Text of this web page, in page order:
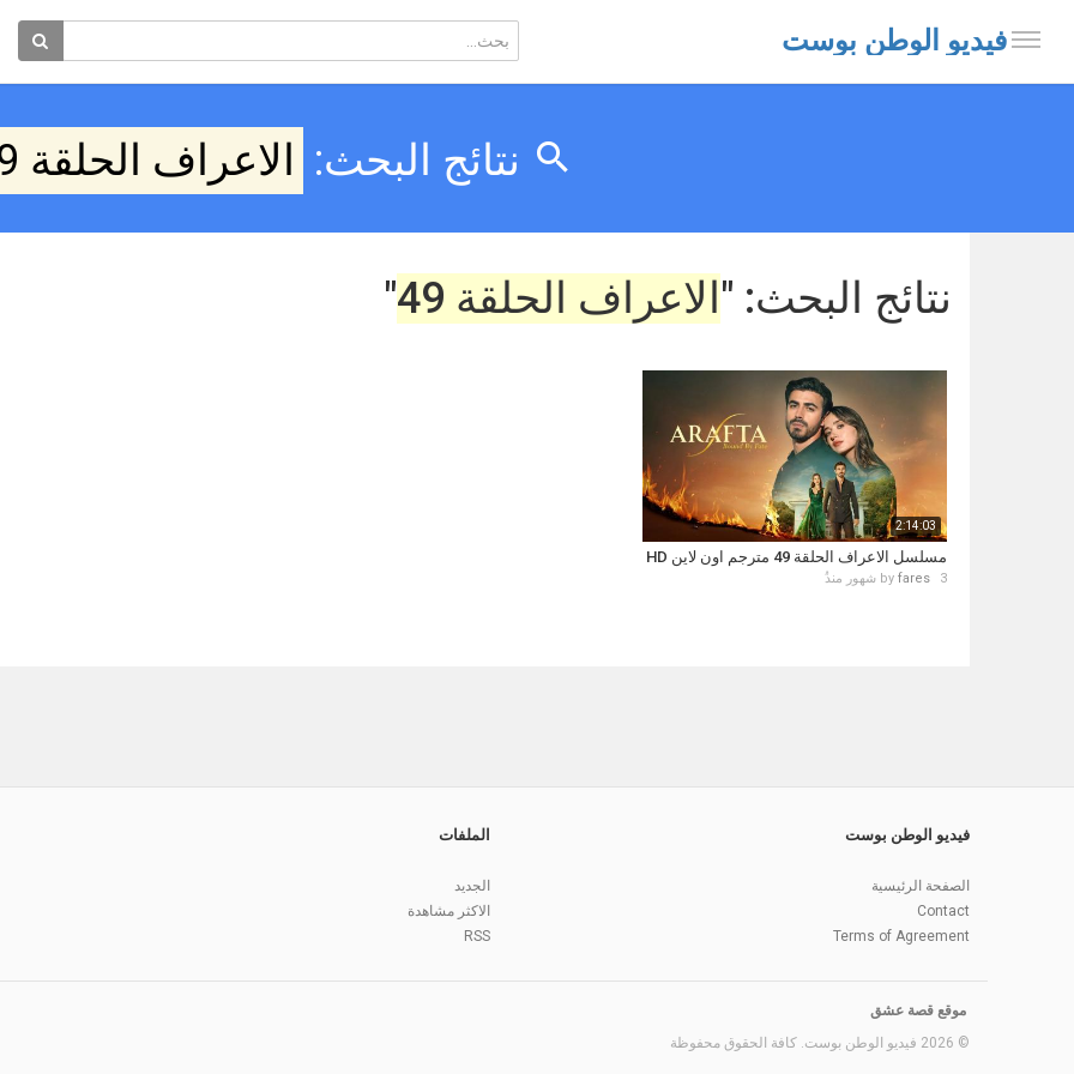
فيديو الوطن بوست
نتائج البحث: الاعراف الحلقة 49
نتائج البحث: " الاعراف الحلقة 49 "
2:14:03
مسلسل الاعراف الحلقة 49 مترجم اون لاين HD
by fares 3 شهور منذُ
فيديو الوطن بوست
الصفحة الرئيسية
Contact
Terms of Agreement
الملفات
الجديد
الاكثر مشاهدة
RSS
موقع قصة عشق
© 2026 فيديو الوطن بوست. كافة الحقوق محفوظة